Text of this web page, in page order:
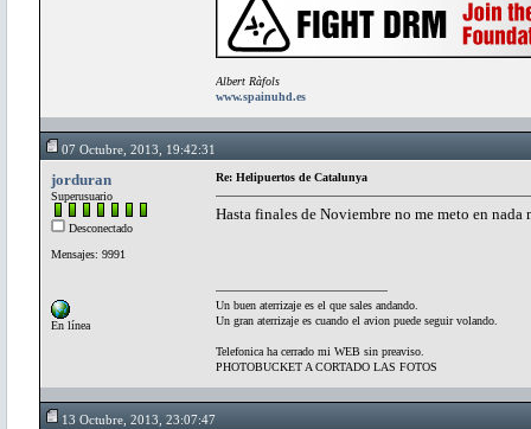
Albert Ràfols
www.spainuhd.es
07 Octubre, 2013, 19:42:31
jorduran
Superusuario
Desconectado
Mensajes: 9991
En línea
Re: Helipuertos de Catalunya
Hasta finales de Noviembre no me meto en
Un buen aterrizaje es el que sales andando.
Un gran aterrizaje es cuando el avion puede seguir volando.
Telefonica ha cerrado mi WEB sin preaviso.
PHOTOBUCKET A CORTADO LAS FOTOS
13 Octubre, 2013, 23:07:47